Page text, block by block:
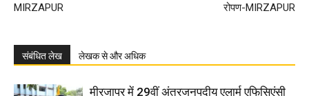
MIRZAPUR
रोपण-MIRZAPUR
संबंधित लेख लेखक से और अधिक
मीरजापुर में 29वीं अंतरजनपदीय एलार्म एफिसिएंसी